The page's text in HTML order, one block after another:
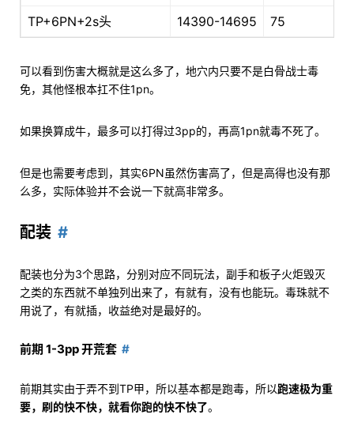
TP+6PN+2s头
14390-14695 75
可以看到伤害大概就是这么多了，地穴内只要不是白骨战士毒
免，其他怪根本扛不住1pn。
如果换算成牛，最多可以打得过3pp的，再高1pn就毒不死了。
但是也需要考虑到，其实6PN虽然伤害高了，但是高得也没有那
么多，实际体验并不会说一下就高非常多。
配装
配装也分为3个思路，分别对应不同玩法，副手和板子火炬毁灭
之类的东西就不单独列出来了，有就有，没有也能玩。毒珠就不
用说了，有就插，收益绝对是最好的。
前期 1-3pp 开荒套
前期其实由于弄不到TP甲，所以基本都是跑毒，所以跑速极为重
要，刷的快不快，就看你跑的快不快了。